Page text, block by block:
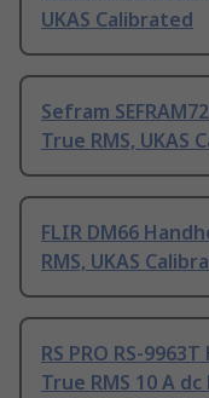
UKAS Calibrated
Sefram
True RMS, UKAS
FLIR DM66
RMS, UKAS
RS PRO RS-
True RMS 10 A